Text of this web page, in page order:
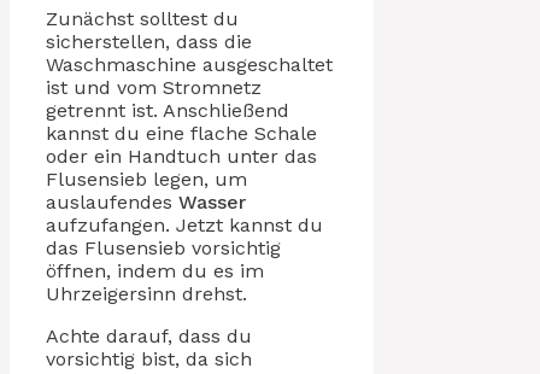
Zunächst solltest du
sicherstellen, dass die
Waschmaschine ausgeschaltet
ist und vom Stromnetz
getrennt ist. Anschließend
kannst du eine flache Schale
oder ein Handtuch unter das
Flusensieb legen, um
auslaufendes Wasser
aufzufangen. Jetzt kannst du
das Flusensieb vorsichtig
öffnen, indem du es im
Uhrzeigersinn drehst.
Achte darauf, dass du
vorsichtig bist, da sich